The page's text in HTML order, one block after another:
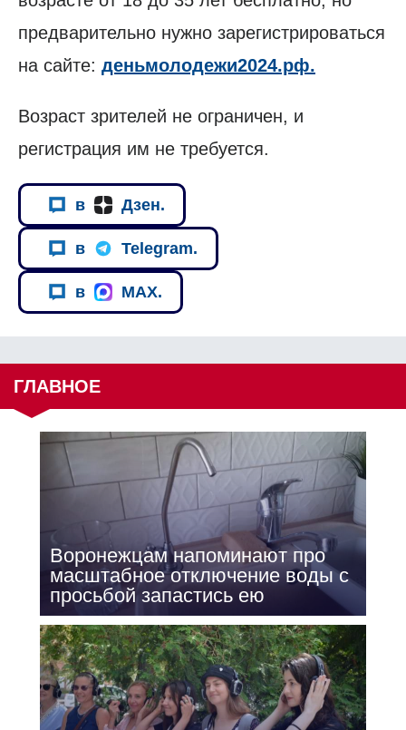
предварительно нужно зарегистрироваться
на сайте: деньмолодежи2024.рф.
Возраст зрителей не ограничен, и
регистрация им не требуется.
в Дзен.
в Telegram.
в MAX.
ГЛАВНОЕ
Воронежцам напоминают про
масштабное отключение воды с
просьбой запастись ею